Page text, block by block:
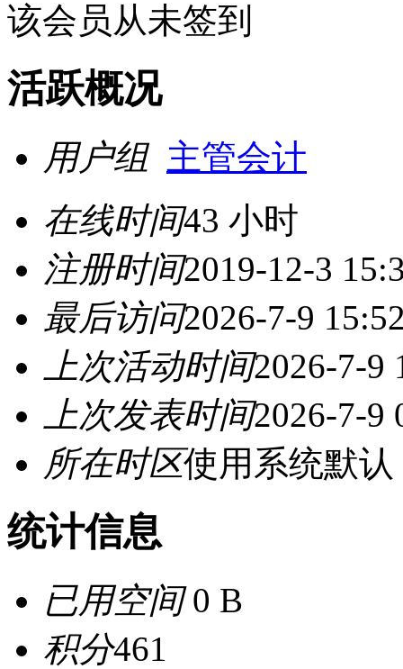
该会员从未签到
活跃概况
用户组 主管会计
在线时间43 小时
注册时间2019-12-3
最后访问2026-7-9
上次活动时间2026-7-9
上次发表时间2026-7-9
所在时区使用系统默认
统计信息
已用空间0 B
积分461